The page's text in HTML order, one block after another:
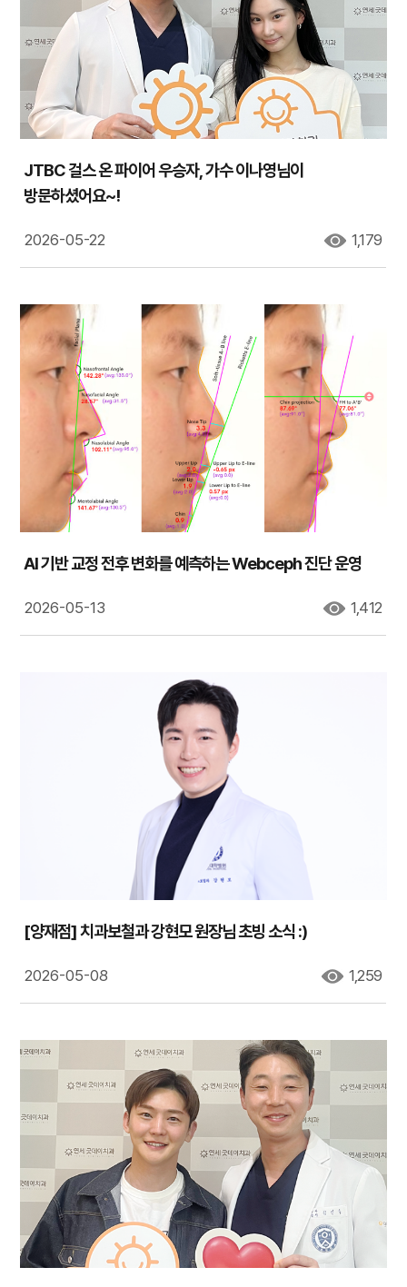
JTBC 걸스 온 파이어 우승자, 가수 이나영님이
방문하셨어요~!
2026-05-22 1,179
AI 기반 교정 전후 변화를 예측하는 Webceph 진단 운영
2026-05-13 1,412
[양재점] 치과보철과 강현모 원장님 초빙 소식 :)
2026-05-08 1,259